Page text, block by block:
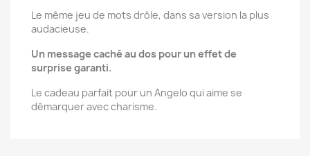
Le même jeu de mots drôle, dans sa version la plus
audacieuse.
Un message caché au dos pour un effet de
surprise garanti.
Le cadeau parfait pour un Angelo qui aime se
démarquer avec charisme.